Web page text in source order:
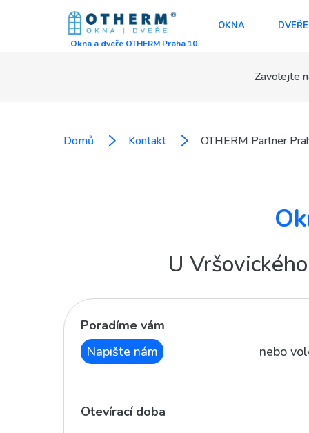
Okna a dveře OTHERM Praha 10
OKNA DVEŘE
Zavolejte
Domů Kontakt OTHERM Partner
U
Poradíme vám
Napište nám
nebo
Otevírací doba